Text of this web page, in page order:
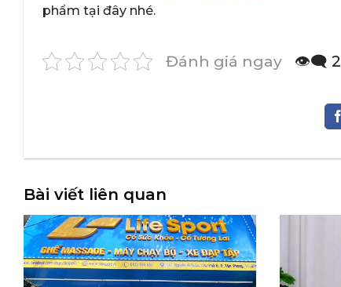
phẩm tại đây nhé.
Đánh giá ngay 👁️‍🗨️
Bài viết liên quan